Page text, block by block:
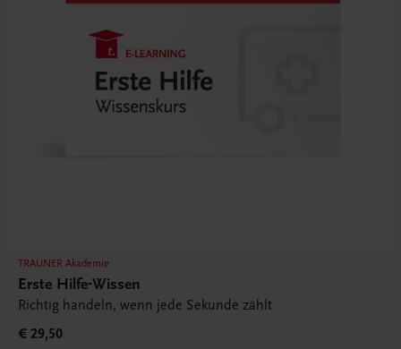
TRAUNER Akademie
Erste Hilfe-Wissen
Richtig handeln, wenn jede Sekunde zählt
€ 29,50